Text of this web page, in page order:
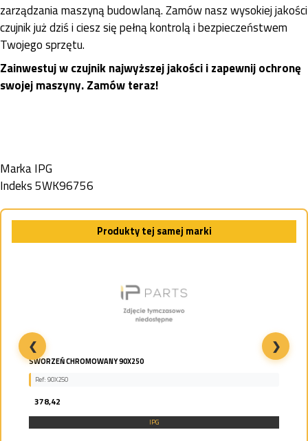
zarządzania maszyną budowlaną. Zamów nasz wysokiej jakości
czujnik już dziś i ciesz się pełną kontrolą i bezpieczeństwem
Twojego sprzętu.
Zainwestuj w czujnik najwyższej jakości i zapewnij ochronę
swojej maszyny. Zamów teraz!
MarkaIPG
Indeks5WK96756
Produkty tej samej marki
SWORZEŃ CHROMOWANY 90X250
Ref: 90X250
378,42
IPG
❮ ❯